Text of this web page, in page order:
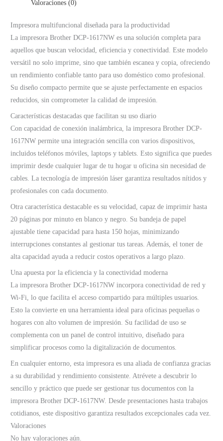
Valoraciones (0)
Impresora multifuncional diseñada para la productividad
La impresora Brother DCP-1617NW es una solución completa para
aquellos que buscan velocidad, eficiencia y conectividad. Este modelo
versátil no solo imprime, sino que también escanea y copia, ofreciendo
un rendimiento confiable tanto para uso doméstico como profesional.
Su diseño compacto permite que se ajuste perfectamente en espacios
reducidos, sin comprometer la calidad de impresión.
Características destacadas que facilitan su uso diario
Con capacidad de conexión inalámbrica, la impresora Brother DCP-
1617NW permite una integración sencilla con varios dispositivos,
incluidos teléfonos móviles, laptops y tablets. Esto significa que puedes
imprimir desde cualquier lugar de tu hogar u oficina sin necesidad de
cables. La tecnología de impresión láser garantiza resultados nítidos y
profesionales con cada documento.
Otra característica destacable es su velocidad, capaz de imprimir hasta
20 páginas por minuto en blanco y negro. Su bandeja de papel
ajustable tiene capacidad para hasta 150 hojas, minimizando
interrupciones constantes al gestionar tus tareas. Además, el toner de
alta capacidad ayuda a reducir costos operativos a largo plazo.
Una apuesta por la eficiencia y la conectividad moderna
La impresora Brother DCP-1617NW incorpora conectividad de red y
Wi-Fi, lo que facilita el acceso compartido para múltiples usuarios.
Esto la convierte en una herramienta ideal para oficinas pequeñas o
hogares con alto volumen de impresión. Su facilidad de uso se
complementa con un panel de control intuitivo, diseñado para
simplificar procesos como la digitalización de documentos.
En cualquier entorno, esta impresora es una aliada de confianza gracias
a su durabilidad y rendimiento consistente. Atrévete a descubrir lo
sencillo y práctico que puede ser gestionar tus documentos con la
impresora Brother DCP-1617NW. Desde presentaciones hasta trabajos
cotidianos, este dispositivo garantiza resultados excepcionales cada vez.
Valoraciones
No hay valoraciones aún.